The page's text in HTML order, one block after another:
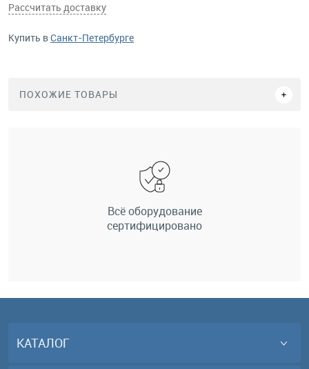
Рассчитать доставку
Купить вСанкт-Петербурге
ПОХОЖИЕ ТОВАРЫ
Всё оборудование
сертифицировано
КАТАЛОГ